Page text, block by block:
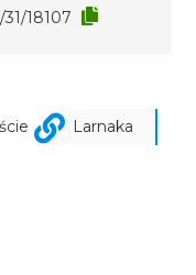
18107
Larnaka